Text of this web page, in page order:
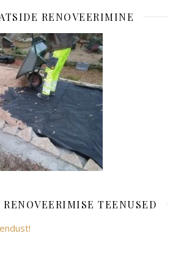
RENOVEERIMINE
TEENUSED